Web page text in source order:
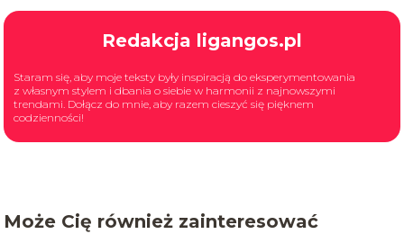
Redakcja ligangos.pl
Staram się, aby moje teksty były inspiracją do eksperymentowania
z własnym stylem i dbania o siebie w harmonii z najnowszymi
trendami. Dołącz do mnie, aby razem cieszyć się pięknem
codzienności!
Może Cię również zainteresować